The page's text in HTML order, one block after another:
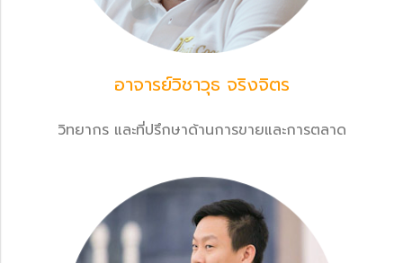
อาจารย์วิชาวุธ จริงจิตร
วิทยากร และที่ปรึกษาด้านการขายและการตลาด